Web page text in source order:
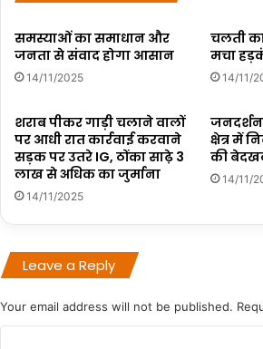
समस्याओं का समाधान और
जनता से संवाद होगा आसान
14/11/2025
चलती
मचा
14/11/
शराब पीकर गाड़ी चलाने वालों
पर आधी रात कार्रवाई करवाने
सड़क पर उतरे IG, ठोंका साढ़े 3
लाख से अधिक का जुर्माना
14/11/2025
जनदर्शन
क्षेत्र में
की
14/11/
Leave a Reply
Your email address will not be published.